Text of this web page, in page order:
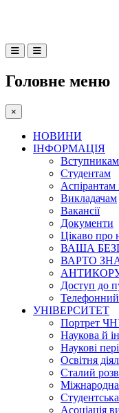
Головне меню
×
НОВИНИ
ІНФОРМАЦІЯ
Вступникам
Студентам
Аспірантам
Викладачам
Вакансії
Документи
Цікаво про
ВАША
ВАРТО
Доступ до
УНІВЕРСИТЕТ
Портрет
Наукова й
Наукові
Освітня
Сталий
Міжнародна
Асоціація